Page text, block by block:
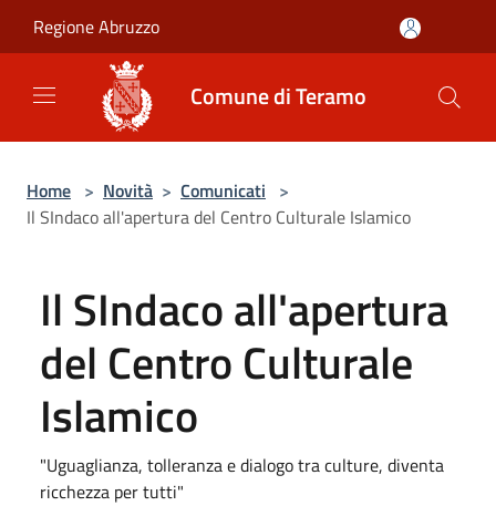
Regione Abruzzo
Comune di Teramo
Home > Novità > Comunicati >
Il SIndaco all'apertura del Centro Culturale Islamico
Il SIndaco all'apertura
del Centro Culturale
Islamico
"Uguaglianza, tolleranza e dialogo tra culture, diventa
ricchezza per tutti"